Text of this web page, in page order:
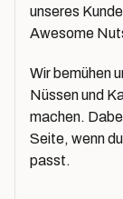
unseres
Awesome
Wir bemühen
Nüssen und
machen.
Seite, wenn
passt.